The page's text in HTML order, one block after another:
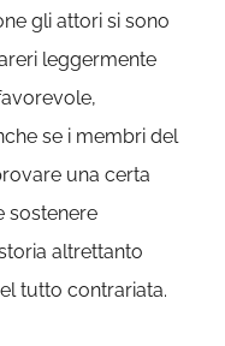
gli attori si sono
leggermente
se i membri del
una certa
sostenere
altrettanto
tutto contrariata.